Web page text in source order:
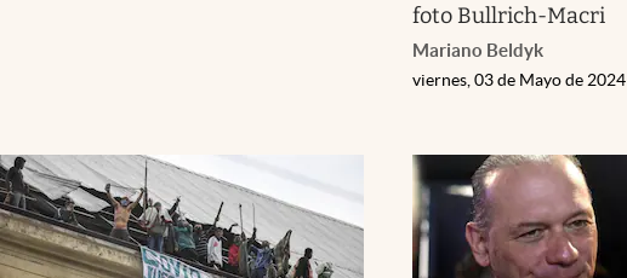
foto Bullrich-Macri
Mariano Beldyk
viernes, 03 de Mayo de 2024